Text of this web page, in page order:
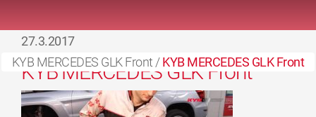
KYB MERCEDES GLK Front /KYB MERCEDES GLK Front
27.3.2017
KYB MERCEDES GLK Front